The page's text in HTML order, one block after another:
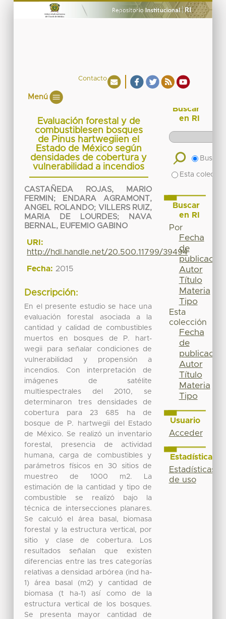
Contacto
Menú
Evaluación forestal y de
combustiblesen bosques
de Pinus hartwegiien el
Estado de México según
densidades de cobertura y
vulnerabilidad a incendios
CASTAÑEDA ROJAS, MARIO
FERMIN ;
ENDARA AGRAMONT,
ANGEL ROLANDO; VILLERS RUIZ,
MARIA DE LOURDES;
NAVA
BERNAL, EUFEMIO GABINO
URI:
http://hdl.handle.net/20.500.11799/39494
Fecha: 2015
Descripción:
En el presente estudio se hace una
evaluación forestal asociada a la
cantidad y calidad de combustibles
muertos en bosques de P. hart-
wegii para señalar condiciones de
vulnerabilidad y propensión a
incendios. Con interpretación de
imágenes de satélite
multiespectrales del 2010, se
determinaron tres densidades de
cobertura para 23 685 ha de
bosque de P. hartwegii del Estado
de México. Se realizó un inventario
forestal, presencia de actividad
humana, carga de combustibles y
parámetros físicos en 30 sitios de
muestreo de 1000 m2. La
estimación de la cantidad y tipo de
combustible se realizó bajo la
técnica de intersecciones planares.
Se calculó el área basal, biomasa
forestal y la estructura vertical, por
sitio y clase de cobertura. Los
resultados señalan que existen
diferencias entre las tres categorías
relativas a densidad arbórea (ind ha-
1) área basal (m2) y cantidad de
biomasa (t ha-1) así como de la
estructura vertical de los bosques.
Se presenta mayor cantidad de
Buscar
en RI
Buscar
Esta
Buscar
en RI
Por
Fecha
de
publicación
Autor
Título
Materia
Tipo
Esta
colección
Fecha
de
publicación
Autor
Título
Materia
Tipo
Usuario
Acceder
Estadísticas
Estadísticas
de uso